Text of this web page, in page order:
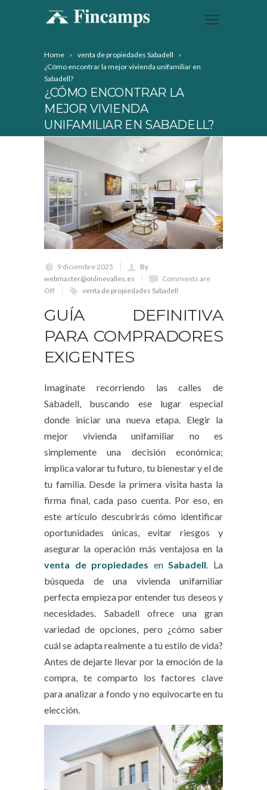
Home
venta de propiedades Sabadell
¿Cómo encontrar la mejor vivienda unifamiliar en
Sabadell?
¿CÓMO ENCONTRAR LA
MEJOR VIVIENDA
UNIFAMILIAR EN SABADELL?
9 diciembre 2025
By
webmaster@onlinevalles.es
Comments are
Off
venta de propiedades Sabadell
GUÍA DEFINITIVA
PARA COMPRADORES
EXIGENTES
Imagínate recorriendo las calles de
Sabadell, buscando ese lugar especial
donde iniciar una nueva etapa. Elegir la
mejor vivienda unifamiliar no es
simplemente una decisión económica;
implica valorar tu futuro, tu bienestar y el de
tu familia. Desde la primera visita hasta la
firma final, cada paso cuenta. Por eso, en
este artículo descubrirás cómo identificar
oportunidades únicas, evitar riesgos y
asegurar la operación más ventajosa en la
venta de propiedades en Sabadell . La
búsqueda de una vivienda unifamiliar
perfecta empieza por entender tus deseos y
necesidades. Sabadell ofrece una gran
variedad de opciones, pero ¿cómo saber
cuál se adapta realmente a tu estilo de vida?
Antes de dejarte llevar por la emoción de la
compra, te comparto los factores clave
para analizar a fondo y no equivocarte en tu
elección.